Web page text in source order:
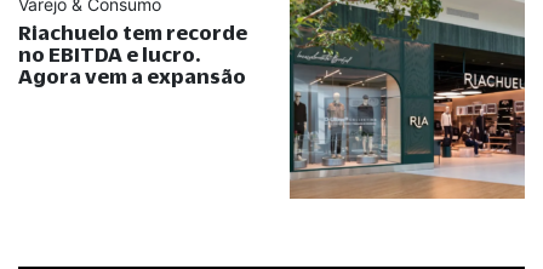
Riachuelo tem recorde
no EBITDA e lucro.
Agora vem a expansão